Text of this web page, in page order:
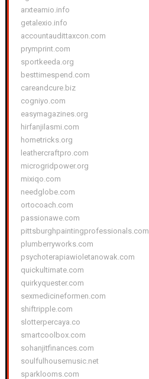
arxteamio.info
getalexio.info
accountaudittaxcon.com
prymprint.com
sportkeeda.org
besttimespend.com
careandcure.biz
cogniyo.com
easymagazines.org
hirfanjilasmi.com
hometricks.org
leathercraftpro.com
microgridpower.org
mixiqo.com
needglobe.com
ortocoach.com
passionawe.com
pittsburghpaintingprofessionals.com
plumberryworks.com
psychoterapiawioletanowak.com
quickultimate.com
quirkyquester.com
sexmedicineformen.com
shiftripple.com
slotterpercaya.co
smartcoolbox.com
sohanjitfinances.com
soulfulhousemusic.net
sparklooms.com